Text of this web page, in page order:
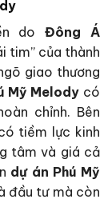
do Đông Á
tim” của thành
giao thương
Mỹ Melody có
chỉnh. Bên
tiềm lực kinh
tâm và giá cả
dự án Phú Mỹ
đầu tư mà còn